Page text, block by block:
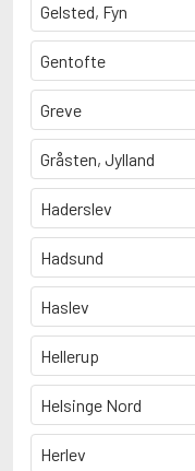
Gelsted, Fyn
Gentofte
Greve
Gråsten, Jylland
Haderslev
Hadsund
Haslev
Hellerup
Helsinge Nord
Herlev